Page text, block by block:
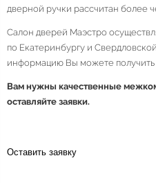
дверной ручки рассчитан более
Салон дверей Маэстро
по Екатеринбургу и
информацию Вы можете получить
Вам нужны качественные
оставляйте заявки.
Оставить заявку